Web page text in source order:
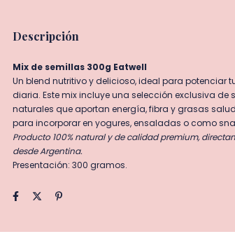
Descripción
Mix de semillas 300g Eatwell
Un blend nutritivo y delicioso, ideal para potenciar
diaria. Este mix incluye una selección exclusiva de
naturales que aportan energía, fibra y grasas
para incorporar en yogures, ensaladas o como
Producto 100% natural y de calidad premium,
desde Argentina.
Presentación: 300 gramos.